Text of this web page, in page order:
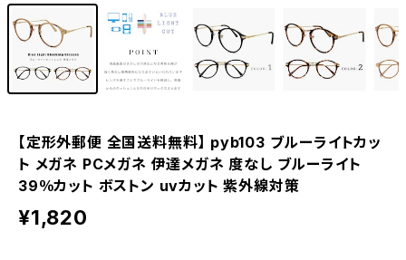
【定形外郵便 全国送料無料】 pyb103 ブルーライトカッ
ト メガネ PCメガネ 伊達メガネ 度なし ブルーライト
39％カット ボストン uvカット 紫外線対策
¥1,820